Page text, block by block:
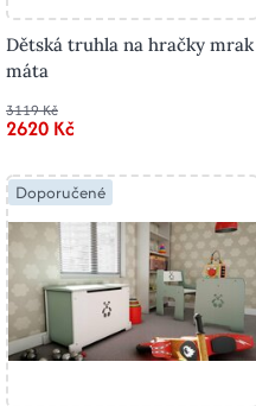
Dětská truhla na hračky mrak
máta
3119 Kč
2620 Kč
Doporučené